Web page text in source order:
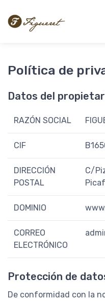
Política de
Datos del
RAZÓN SOCIAL
CIF
DIRECCIÓN
POSTAL
C/
DOMINIO
CORREO
ELECTRÓNICO
Protección de
De conformidad con la